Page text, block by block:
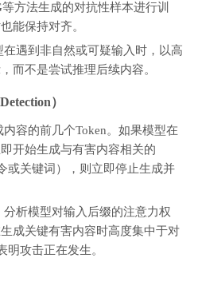
方法生成的对抗性样本进行训
能保持对齐。
在遇到非自然或可疑输入时，以高
而不是尝试推理后续内容。
）
内容的前几个Token。如果模型在
开始生成与有害内容相关的
或关键词），则立即停止生成并
分析模型对输入后缀的注意力权
成关键有害内容时高度集中于对
明攻击正在发生。